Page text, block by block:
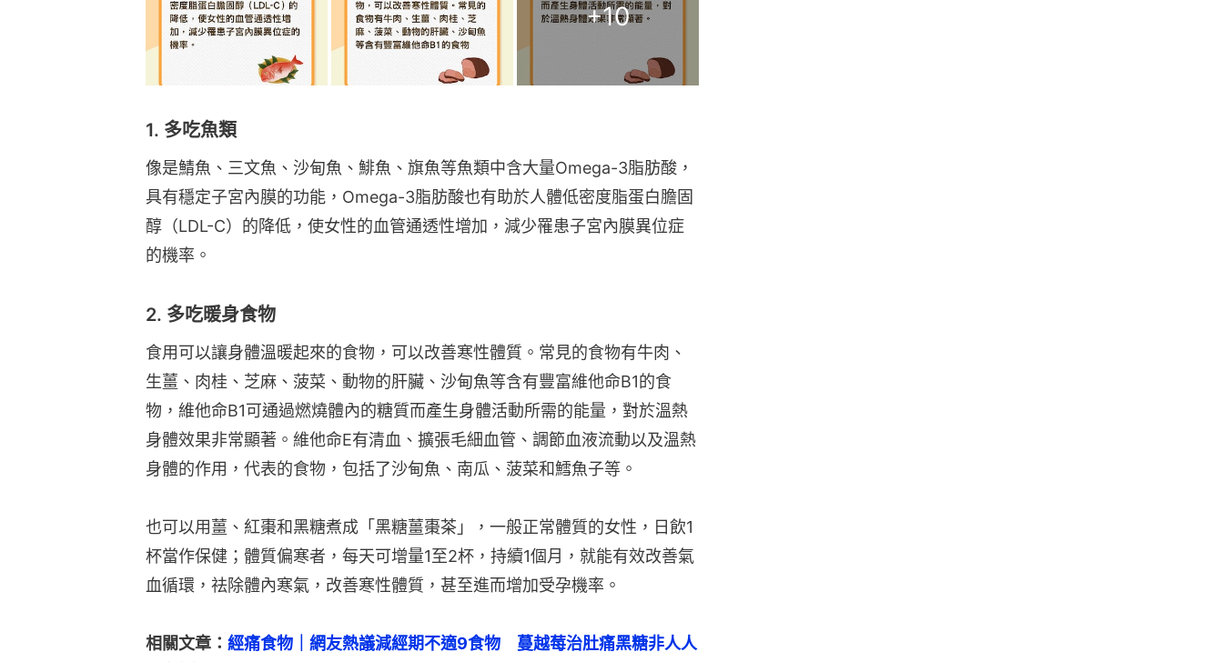
+10
1. 多吃魚類
像是鯖魚、三文魚、沙甸魚、鯡魚、旗魚等魚類中含大量Omega-3脂肪酸，
具有穩定子宮內膜的功能，Omega-3脂肪酸也有助於人體低密度脂蛋白膽固
醇（LDL-C）的降低，使女性的血管通透性增加，減少罹患子宮內膜異位症
的機率。
2. 多吃暖身食物
食用可以讓身體溫暖起來的食物，可以改善寒性體質。常見的食物有牛肉、
生薑、肉桂、芝麻、菠菜、動物的肝臟、沙甸魚等含有豐富維他命B1的食
物，維他命B1可通過燃燒體內的糖質而產生身體活動所需的能量，對於溫熱
身體效果非常顯著。維他命E有清血、擴張毛細血管、調節血液流動以及溫熱
身體的作用，代表的食物，包括了沙甸魚、南瓜、菠菜和鱈魚子等。
也可以用薑、紅棗和黑糖煮成「黑糖薑棗茶」，一般正常體質的女性，日飲1
杯當作保健；體質偏寒者，每天可增量1至2杯，持續1個月，就能有效改善氣
血循環，祛除體內寒氣，改善寒性體質，甚至進而增加受孕機率。
相關文章： 經痛食物｜網友熱議減經期不適9食物　蔓越莓治肚痛黑糖非人人